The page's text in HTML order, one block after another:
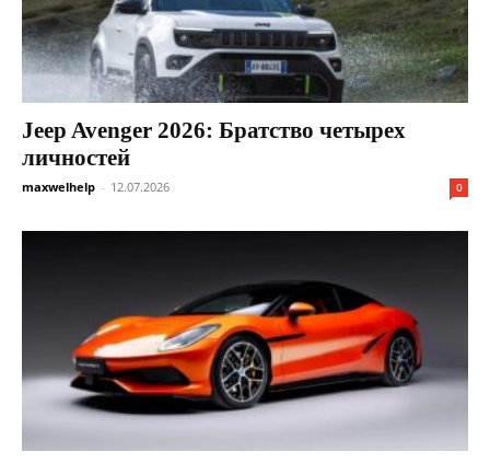
Jeep Avenger 2026: Братство четырех
личностей
maxwelhelp - 12.07.2026 0